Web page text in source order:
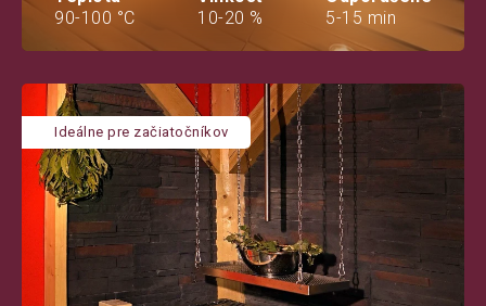
90-100 °C
10-20 %
5-15 min
Ideálne pre začiatočníkov